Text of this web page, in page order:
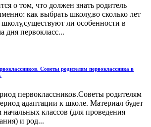
о том, что должен знать родитель
как выбрать школу,во сколько лет
ли особенности в
дня первокласс...
Советы родителям первоклассника в
первоклассников.Советы родителям
адаптации к школе. Материал будет
начальных классов (для проведения
и род...